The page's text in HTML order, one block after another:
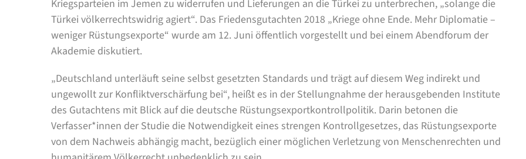
Kriegsparteien im Jemen zu widerrufen und Lieferungen an die Türkei zu unterbrechen, „solange die
Türkei völkerrechtswidrig agiert“. Das Friedensgutachten 2018 „Kriege ohne Ende. Mehr Diplomatie –
weniger Rüstungsexporte“ wurde am 12. Juni öffentlich vorgestellt und bei einem Abendforum der
Akademie diskutiert.
„Deutschland unterläuft seine selbst gesetzten Standards und trägt auf diesem Weg indirekt und
ungewollt zur Konfliktverschärfung bei“, heißt es in der Stellungnahme der herausgebenden Institute
des Gutachtens mit Blick auf die deutsche Rüstungsexportkontrollpolitik. Darin betonen die
Verfasser*innen der Studie die Notwendigkeit eines strengen Kontrollgesetzes, das Rüstungsexporte
von dem Nachweis abhängig macht, bezüglich einer möglichen Verletzung von Menschenrechten und